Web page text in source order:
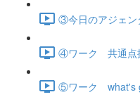
③今日のアジェン
④ワーク 共通点
⑤ワーク what's